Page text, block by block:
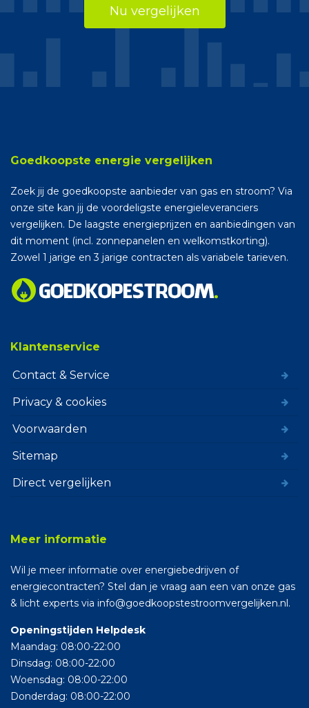
Nu vergelijken
Goedkoopste energie vergelijken
Zoek jij de goedkoopste aanbieder van gas en stroom? Via
onze site kan jij de voordeligste energieleveranciers
vergelijken. De laagste energieprijzen en aanbiedingen van
dit moment (incl. zonnepanelen en welkomstkorting).
Zowel 1 jarige en 3 jarige contracten als variabele tarieven.
Klantenservice
Contact & Service
Privacy & cookies
Voorwaarden
Sitemap
Direct vergelijken
Meer informatie
Wil je meer informatie over energiebedrijven of
energiecontracten? Stel dan je vraag aan een van onze gas
& licht experts via info@goedkoopstestroomvergelijken.nl.
Openingstijden Helpdesk
Maandag: 08:00-22:00
Dinsdag: 08:00-22:00
Woensdag: 08:00-22:00
Donderdag: 08:00-22:00